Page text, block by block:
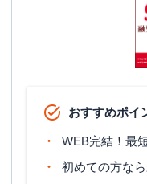
✕
名称
ナ
おすすめポイ
WEB完結！最
初めての方な